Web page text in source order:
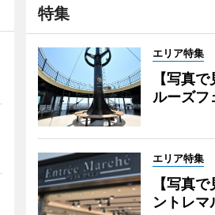
特集
エリア特集
【写真
ルーズフ
エリア特集
【写真
ントレマ